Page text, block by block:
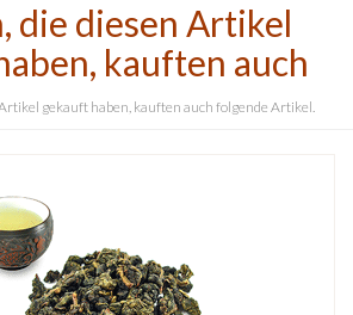
die diesen Artikel
kauften auch
gekauft haben, kauften auch folgende Artikel.